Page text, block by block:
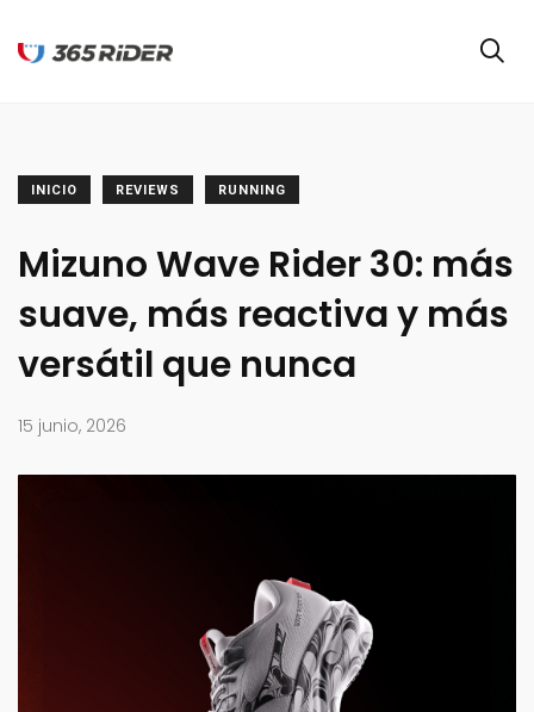
INICIO REVIEWS RUNNING
Mizuno Wave Rider 30: más
suave, más reactiva y más
versátil que nunca
15 junio, 2026